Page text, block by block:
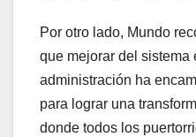
Por otro lado, Mundo
que mejorar del sistema
administración ha
para lograr una
donde todos los